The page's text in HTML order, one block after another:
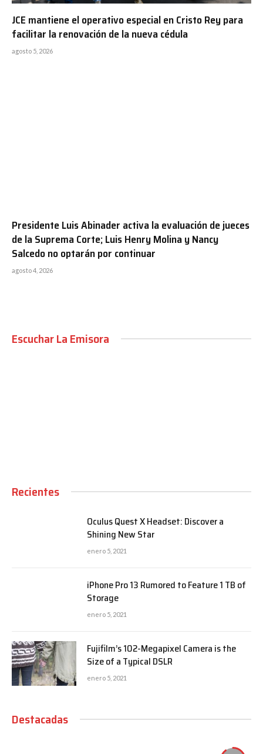
JCE mantiene el operativo especial en Cristo Rey para
facilitar la renovación de la nueva cédula
agosto 5, 2026
Presidente Luis Abinader activa la evaluación de jueces
de la Suprema Corte; Luis Henry Molina y Nancy
Salcedo no optarán por continuar
agosto 4, 2026
Escuchar La Emisora
Recientes
Oculus Quest X Headset: Discover a
Shining New Star
enero 5, 2021
iPhone Pro 13 Rumored to Feature 1 TB of
Storage
enero 5, 2021
Fujifilm’s 102-Megapixel Camera is the
Size of a Typical DSLR
enero 5, 2021
Destacadas